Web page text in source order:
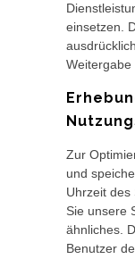
einsetzen.
Weitergabe
Zur
und
Uhrzeit des
Sie unsere
ähnliches.
Benutzer